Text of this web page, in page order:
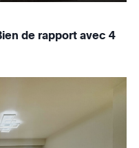
de rapport avec 4